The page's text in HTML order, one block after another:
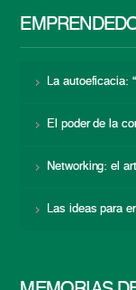
La autoeficacia:
El poder de la
Networking: el
Las ideas para